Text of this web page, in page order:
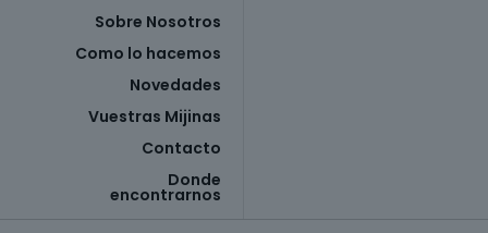
Sobre Nosotros
Como lo hacemos
Novedades
Vuestras Mijinas
Contacto
Donde
encontrarnos